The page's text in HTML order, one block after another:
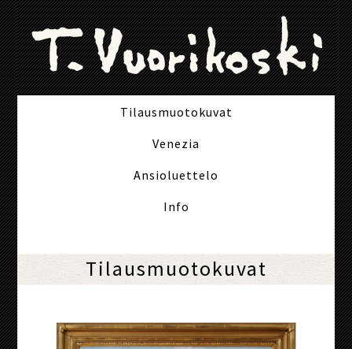
Tilausmuotokuvat
Venezia
Ansioluettelo
Info
Tilausmuotokuvat